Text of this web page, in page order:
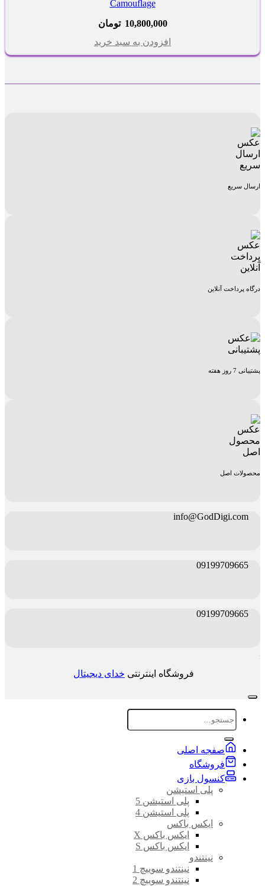
Camouflage
10,800,000 تومان
افزودن به سبد خرید
ارسال سریع
درگاه پرداخت آنلاین
پشتیبانی 7 روز هفته
محصولات اصل
info@GodDigi.com
09199709665
09199709665
فروشگاه اینترنتی خدای دیجیتال
جستجو
برای:
صفجه اصلی
فروشگاه
کنسول بازی
پلی استیشن
پلی استیشن 5
پلی استیشن 4
ایکس باکس
ایکس باکس X
ایکس باکس S
نینتندو
نینتندو سوییچ 1
نینتندو سوییچ 2